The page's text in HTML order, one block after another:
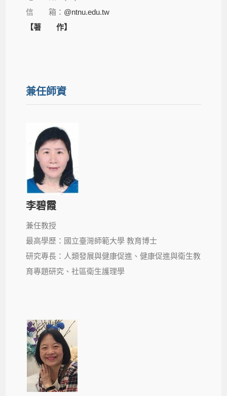
信 箱： @ntnu.edu.tw
【著 作】
兼任師資
李碧霞
兼任教授
最高學歷：國立臺灣師範大學 教育博士
研究專長：人類發展與健康促進、健康促進與衛生教
育專題研究、社區衛生護理學